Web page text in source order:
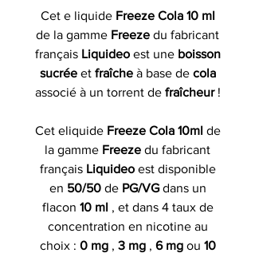
Cet e liquide Freeze Cola 10 ml
de la gamme Freeze du fabricant
français Liquideo est une boisson
sucréeet fraîcheà base de cola
associé à un torrent de fraîcheur !
Cet eliquide Freeze Cola 10ml de
la gamme Freeze du fabricant
français Liquideoest disponible
en 50/50de PG/VGdans un
flacon 10 ml , et dans 4 taux de
concentration en nicotine au
choix : 0 mg, 3 mg, 6 mg ou 10